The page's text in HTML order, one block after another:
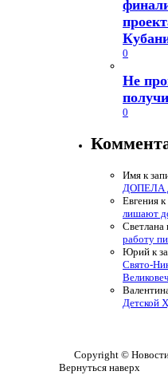
0
Не
0
Имя к
ДОПЕЛА
Евгения к
лишают
Светлана
работу
Юрий к
Свято-
Детской
Copyright ©
Вернуться наверх